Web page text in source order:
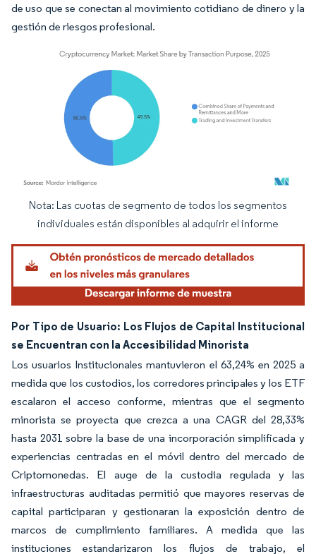
de uso que se conectan al movimiento cotidiano de dinero y la
gestión de riesgos profesional.
Imagen © Mordor Intelligence. El uso requiere atribución según CC BY 4.0.
Nota: Las cuotas de segmento de todos los segmentos
individuales están disponibles al adquirir el informe
Por Tipo de Usuario: Los Flujos de Capital Institucional
se Encuentran con la Accesibilidad Minorista
Los usuarios Institucionales mantuvieron el 63,24% en 2025 a
medida que los custodios, los corredores principales y los ETF
escalaron el acceso conforme, mientras que el segmento
minorista se proyecta que crezca a una CAGR del 28,33%
hasta 2031 sobre la base de una incorporación simplificada y
experiencias centradas en el móvil dentro del mercado de
Criptomonedas. El auge de la custodia regulada y las
infraestructuras auditadas permitió que mayores reservas de
capital participaran y gestionaran la exposición dentro de
marcos de cumplimiento familiares. A medida que las
instituciones estandarizaron los flujos de trabajo, el